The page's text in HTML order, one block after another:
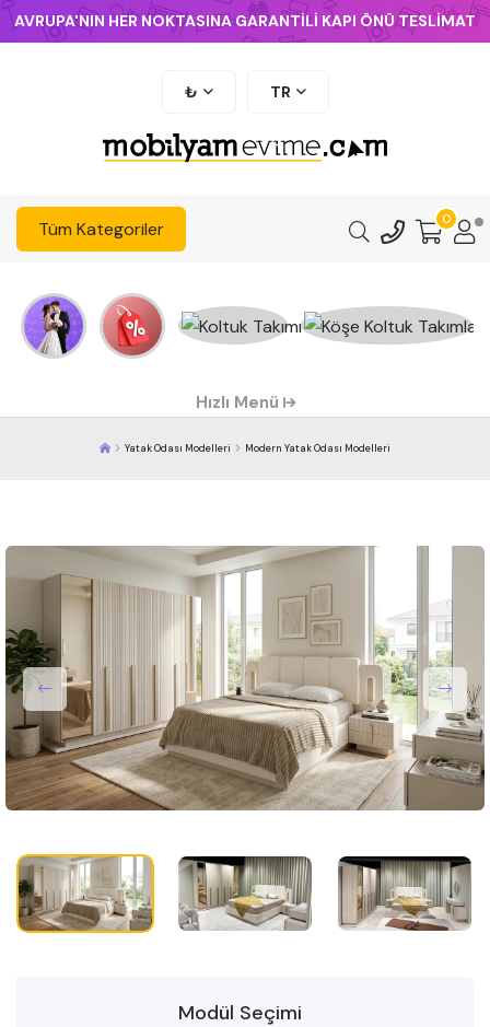
AVRUPA'NIN HER NOKTASINA GARANTİLİ KAPI ÖNÜ TESLİMAT
₺ TR
Tüm Kategoriler 0
Hızlı Menü
Yatak Odası Modelleri Modern Yatak Odası Modelleri
Modül Seçimi